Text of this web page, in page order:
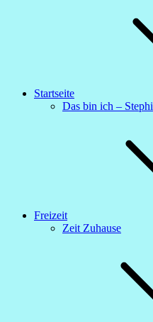
Startseite
Das bin ich – Stephi
Freizeit
Zeit Zuhause